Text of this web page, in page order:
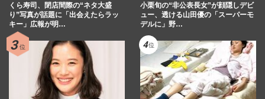
くら寿司、閉店間際の“ネタ大盛
り”写真が話題に「出会えたらラッ
キー」広報が明…
小栗旬の“非公表長女”が顔隠しデビ
ュー、透ける山田優の「スーパーモ
デルに」野…